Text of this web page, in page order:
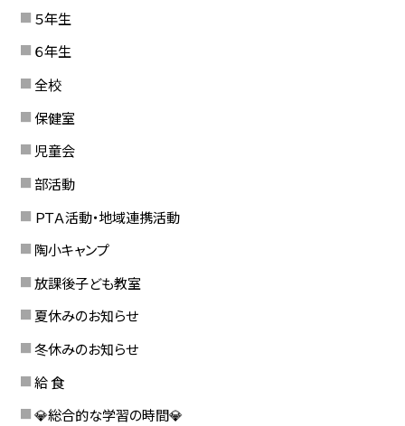
５年生
６年生
全校
保健室
児童会
部活動
ＰＴＡ活動・地域連携活動
陶小キャンプ
放課後子ども教室
夏休みのお知らせ
冬休みのお知らせ
給 食
💎総合的な学習の時間💎